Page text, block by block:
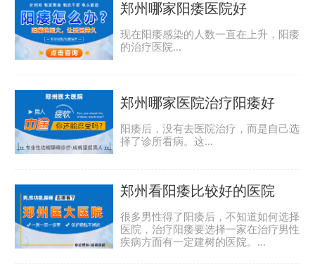
郑州哪家阳痿医院好
现在阳痿感染的人数一直在上升，阳痿
的治疗医院...
郑州哪家医院治疗阳痿好
阳痿后，没有去医院治疗，而是自己选
择了诊所看病。这...
郑州看阳痿比较好的医院
很多男性得了阳痿后，不知道如何选择
医院，治疗阳痿要选择一家在治疗男性
疾病方面有一定建树的医院。...